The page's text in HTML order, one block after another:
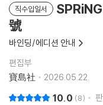
직수입일서
號
바인딩/에디션 안내
편집부
寶島社
2026.05.22.
10.0 8